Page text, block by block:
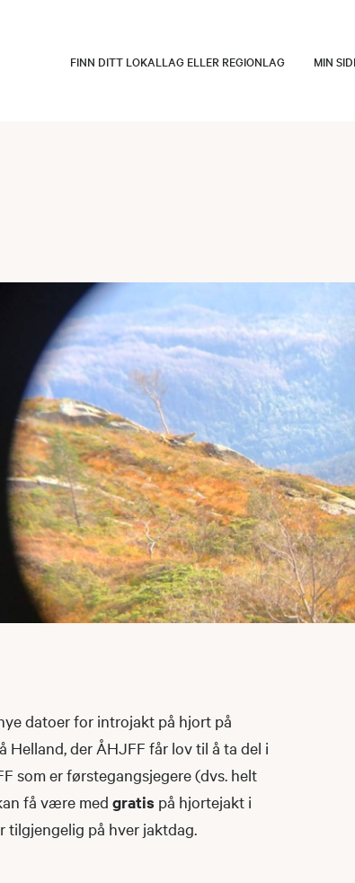
FINN DITT LOKALLAG ELLER REGIONLAG MIN
datoer for introjakt på hjort på
Helland, der ÅHJFF får lov til å ta del i
som er førstegangsjegere (dvs. helt
få være med gratis på hjortejakt i
tilgjengelig på hver jaktdag.